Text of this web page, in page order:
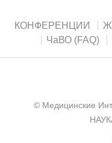
КОНФЕРЕНЦИИ
ЧаВО (FAQ)
© Медицинские